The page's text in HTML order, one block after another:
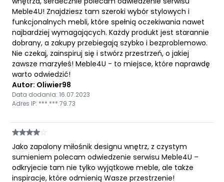
Meble4U! Znajdziesz tam szeroki wybór stylowych i
funkcjonalnych mebli, które spełnią oczekiwania nawet
najbardziej wymagających. Każdy produkt jest starannie
dobrany, a zakupy przebiegają szybko i bezproblemowo.
Nie czekaj, zainspiruj się i stwórz przestrzeń, o jakiej
zawsze marzyłeś! Meble4U - to miejsce, które naprawdę
warto odwiedzić!
Autor: Oliwier98
Data dodania: 16.07.2023
Adres IP: ***.***.79.73
Jako zapalony miłośnik designu wnętrz, z czystym
sumieniem polecam odwiedzenie serwisu Meble4U –
odkryjecie tam nie tylko wyjątkowe meble, ale także
inspiracje, które odmienią Wasze przestrzenie!